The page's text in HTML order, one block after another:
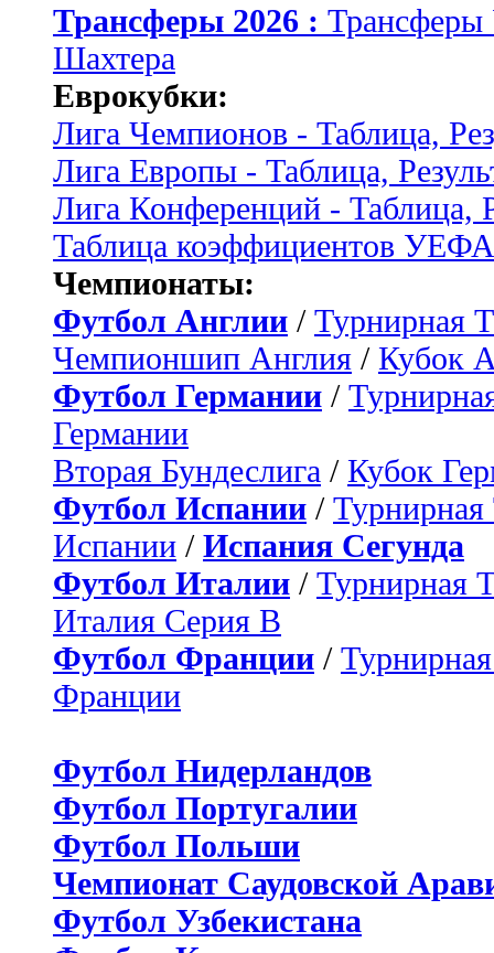
Трансферы 2026 :
Шахтера
Еврокубки:
Лига Чемпионов - Таблица,
Лига Европы - Таблица,
Лига Конференций - Таблица,
Таблица коэффициентов УЕФА
Чемпионаты:
Футбол Англии / Турнирная
Чемпионшип Англия / Кубок
Футбол Германии /
Германии
Вторая Бундеслига / Кубок
Футбол Испании / Турнирная
Испании / Испания Сегунда
Футбол Италии / Турнирная
Италия Серия B
Футбол Франции /
Франции
Футбол Нидерландов
Футбол Португалии
Футбол Польши
Чемпионат Саудовской
Футбол Узбекистана